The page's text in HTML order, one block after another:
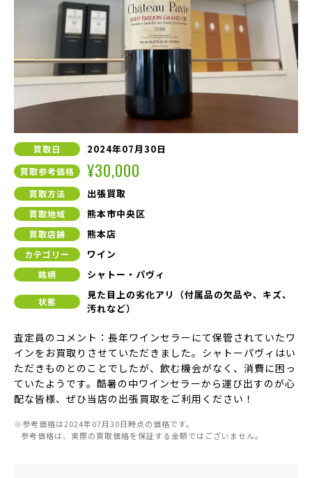
買取日 2024年07月30日
買取参考価格 ¥30,000
買取方法 出張買取
買取地域 熊本市中央区
買取店舗 熊本店
カテゴリー ワイン
銘柄 シャトー・パヴィ
状態
見た目上の劣化アリ（付属品の欠品や、キズ、
汚れなど）
査定員のコメント：長年ワインセラーにて保管されていたワ
インをお買取りさせていただきました。シャトーパヴィはい
ただきものとのことでしたが、飲む機会がなく、消費に困っ
ていたようです。酷暑の中ワインセラーから運び出すのが心
配な皆様、ぜひ当店の出張買取をご利用ください！
※参考価格は2024年07月30日時点の価格です。
参考価格は、実際の買取価格を保証する金額ではございません。